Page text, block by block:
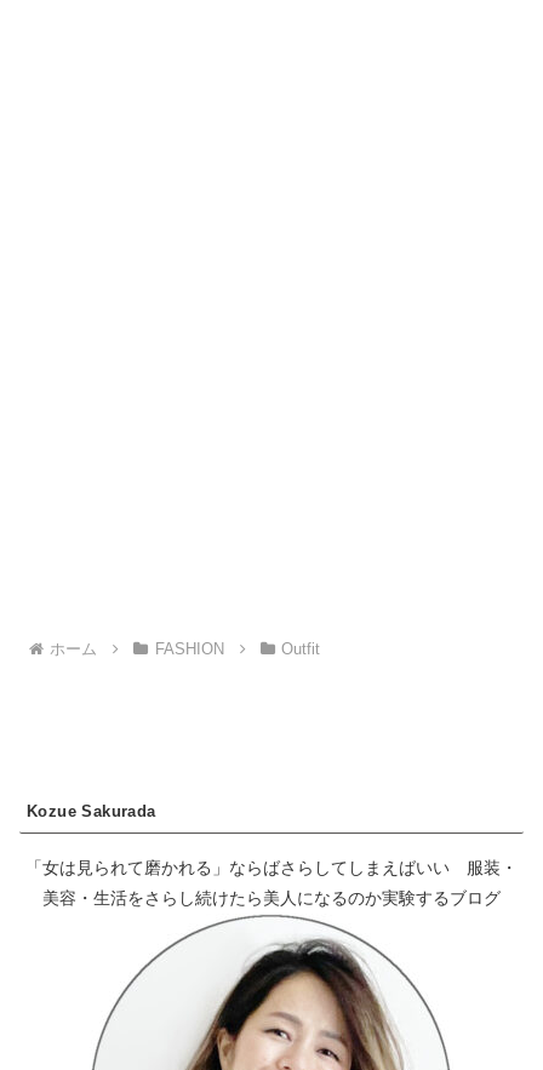
ホーム FASHION Outfit
Kozue Sakurada
「女は見られて磨かれる」ならばさらしてしまえばいい 服装・
美容・生活をさらし続けたら美人になるのか実験するブログ